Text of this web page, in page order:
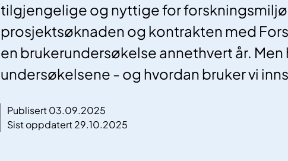
tilgjengelige og nyttige for
prosjektsøknaden og kontrakten med
en brukerundersøkelse annethvert år. Men
undersøkelsene - og hvordan bruker vi
Publisert 03.09.2025
Sist oppdatert 29.10.2025